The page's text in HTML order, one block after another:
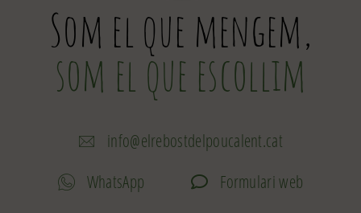
Som el que mengem,
som el que escollim
info@elrebostdelpoucalent.cat
WhatsApp
Formulari web